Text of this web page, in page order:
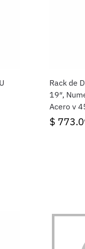
Rack de
19″,
Acero y
Color
$